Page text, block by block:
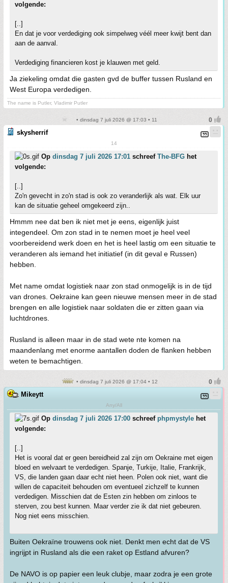
volgende:
[..]
En dat je voor verdediging ook simpelweg véél meer kwijt bent dan
aan de aanval.
Verdediging financieren kost je klauwen met geld.
Ja ziekeling omdat die gasten gvd de buffer tussen Rusland en
West Europa verdedigen.
The name is Putler, Vladimir Putler
• dinsdag 7 juli 2026 @ 17:03 • 11
skysherrif
14
Op dinsdag 7 juli 2026 17:01 schreef The-BFG het
volgende:
[..]
Zo'n gevecht in zo'n stad is ook zo veranderlijk als wat. Elk uur
kan de situatie geheel omgekeerd zijn..
Hmmm nee dat ben ik niet met je eens, eigenlijk juist
integendeel. Om zon stad in te nemen moet je heel veel
voorbereidend werk doen en het is heel lastig om een situatie te
veranderen als iemand het initiatief (in dit geval e Russen)
hebben.
Met name omdat logistiek naar zon stad onmogelijk is in de tijd
van drones. Oekraine kan geen nieuwe mensen meer in de stad
brengen en alle logistiek naar soldaten die er zitten gaan via
luchtdrones.
Rusland is alleen maar in de stad wete nte komen na
maandenlang met enorme aantallen doden de flanken hebben
weten te bemachtigen.
• dinsdag 7 juli 2026 @ 17:04 • 12
Mikeytt
Any/All
Op dinsdag 7 juli 2026 17:00 schreef phpmystyle het
volgende:
[..]
Het is vooral dat er geen bereidheid zal zijn om Oekraine met eigen
bloed en welvaart te verdedigen. Spanje, Turkije, Italie, Frankrijk,
VS, die landen gaan daar echt niet heen. Polen ook niet, want die
willen de capaciteit behouden om eventueel zichzelf te kunnen
verdedigen. Misschien dat de Esten zin hebben om zinloos te
sterven, zou best kunnen. Maar verder zie ik dat niet gebeuren.
Nog niet eens misschien.
Buiten Oekraïne trouwens ook niet. Denkt men echt dat de VS
ingrijpt in Rusland als die een raket op Estland afvuren?
De NAVO is op papier een leuk clubje, maar zodra je een grote